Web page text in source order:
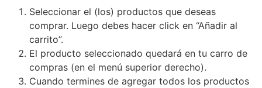
Seleccionar el (los) productos que deseas
comprar. Luego debes hacer click en “Añadir al
carrito”.
El producto seleccionado quedará en tu carro de
compras (en el menú superior derecho).
Cuando termines de agregar todos los productos